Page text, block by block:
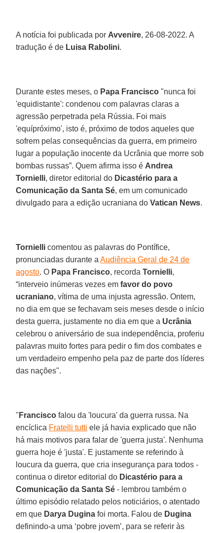
A notícia foi publicada por Avvenire, 26-08-2022. A
tradução é de Luisa Rabolini.
Durante estes meses, o Papa Francisco "nunca foi
'equidistante': condenou com palavras claras a
agressão perpetrada pela Rússia. Foi mais
'equípróximo', isto é, próximo de todos aqueles que
sofrem pelas consequências da guerra, em primeiro
lugar a população inocente da Ucrânia que morre sob
bombas russas”. Quem afirma isso é Andrea
Tornielli, diretor editorial do Dicastério para a
Comunicação da Santa Sé, em um comunicado
divulgado para a edição ucraniana doVatican News.
Tornielli comentou as palavras do Pontífice,
pronunciadas durante aAudiência Geral de 24 de
agosto. O Papa Francisco, recordaTornielli,
“interveio inúmeras vezes em favor do povo
ucraniano, vítima de uma injusta agressão. Ontem,
no dia em que se fechavam seis meses desde o início
desta guerra, justamente no dia em que a Ucrânia
celebrou o aniversário de sua independência, proferiu
palavras muito fortes para pedir o fim dos combates e
um verdadeiro empenho pela paz de parte dos líderes
das nações".
" Francisco falou da 'loucura' da guerra russa. Na
encíclica Fratelli tutti ele já havia explicado que não
há mais motivos para falar de 'guerra justa'. Nenhuma
guerra hoje é 'justa'. E justamente se referindo à
loucura da guerra, que cria insegurança para todos -
continua o diretor editorial do Dicastério para a
Comunicação da Santa Sé - lembrou também o
último episódio relatado pelos noticiários, o atentado
em que Darya Dugina foi morta. Falou de Dugina
definindo-a uma ‘pobre jovem’, para se referir às